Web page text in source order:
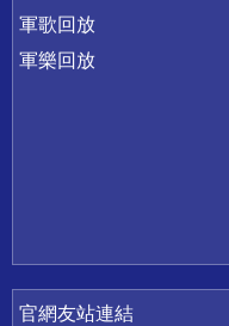
軍歌回放
軍樂回放
官網友站連結